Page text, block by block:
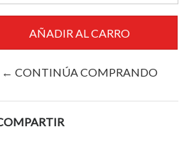
← CONTINÚA COMPRANDO